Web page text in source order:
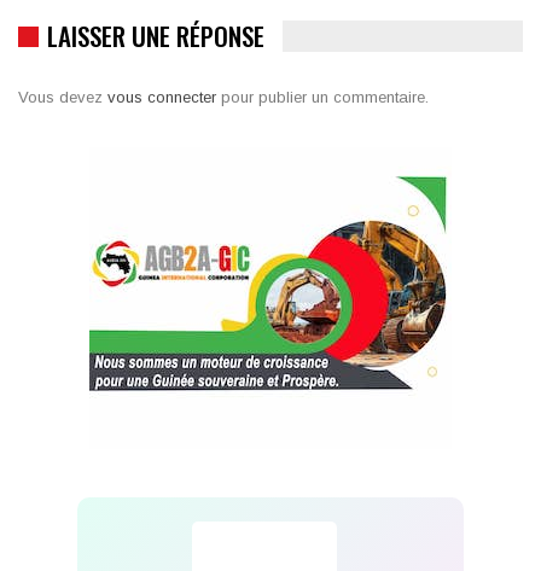
LAISSER UNE RÉPONSE
Vous devez vous connecter pour publier un commentaire.